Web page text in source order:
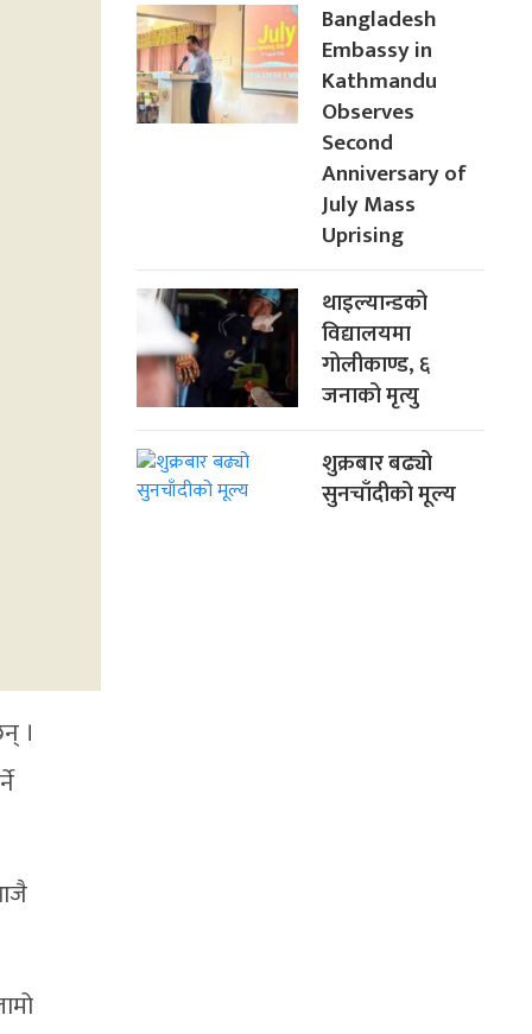
।
Bangladesh
Embassy in
Kathmandu
Observes
Second
Anniversary of
July Mass
Uprising
थाइल्यान्डको
विद्यालयमा
गोलीकाण्ड, ६
जनाको मृत्यु
शुक्रबार बढ्यो
सुनचाँदीको मूल्य